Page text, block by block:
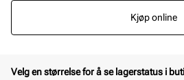
Kjøp online
Velg en størrelse for å se lagerstatus i